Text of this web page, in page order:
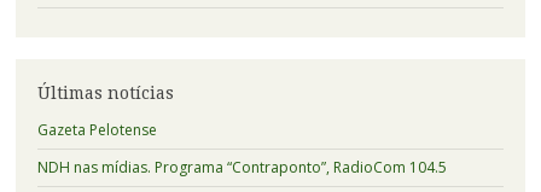
Últimas notícias
Gazeta Pelotense
NDH nas mídias. Programa “Contraponto”, RadioCom 104.5